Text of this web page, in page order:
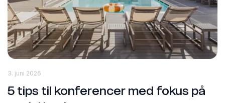
3. juni 2026
5 tips til konferencer med fokus på